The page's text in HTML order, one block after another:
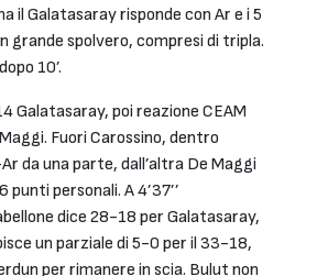
il Galatasaray risponde con Ar e i 5
grande spolvero, compresi di tripla.
10’.
Galatasaray, poi reazione CEAM
Fuori Carossino, dentro
da una parte, dall’altra De Maggi
punti personali. A 4’37’’
dice 28-18 per Galatasaray,
un parziale di 5-0 per il 33-18,
per rimanere in scia. Bulut non